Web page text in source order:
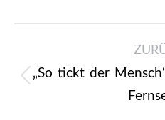
„So tickt der